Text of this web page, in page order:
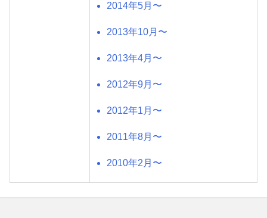
2014年5月〜
2013年10月〜
2013年4月〜
2012年9月〜
2012年1月〜
2011年8月〜
2010年2月〜